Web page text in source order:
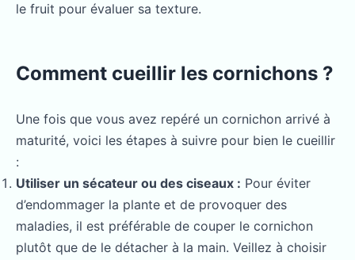
le fruit pour évaluer sa texture.
Comment cueillir les cornichons ?
Une fois que vous avez repéré un cornichon arrivé à
maturité, voici les étapes à suivre pour bien le cueillir
:
Utiliser un sécateur ou des ciseaux : Pour éviter
d’endommager la plante et de provoquer des
maladies, il est préférable de couper le cornichon
plutôt que de le détacher à la main. Veillez à choisir